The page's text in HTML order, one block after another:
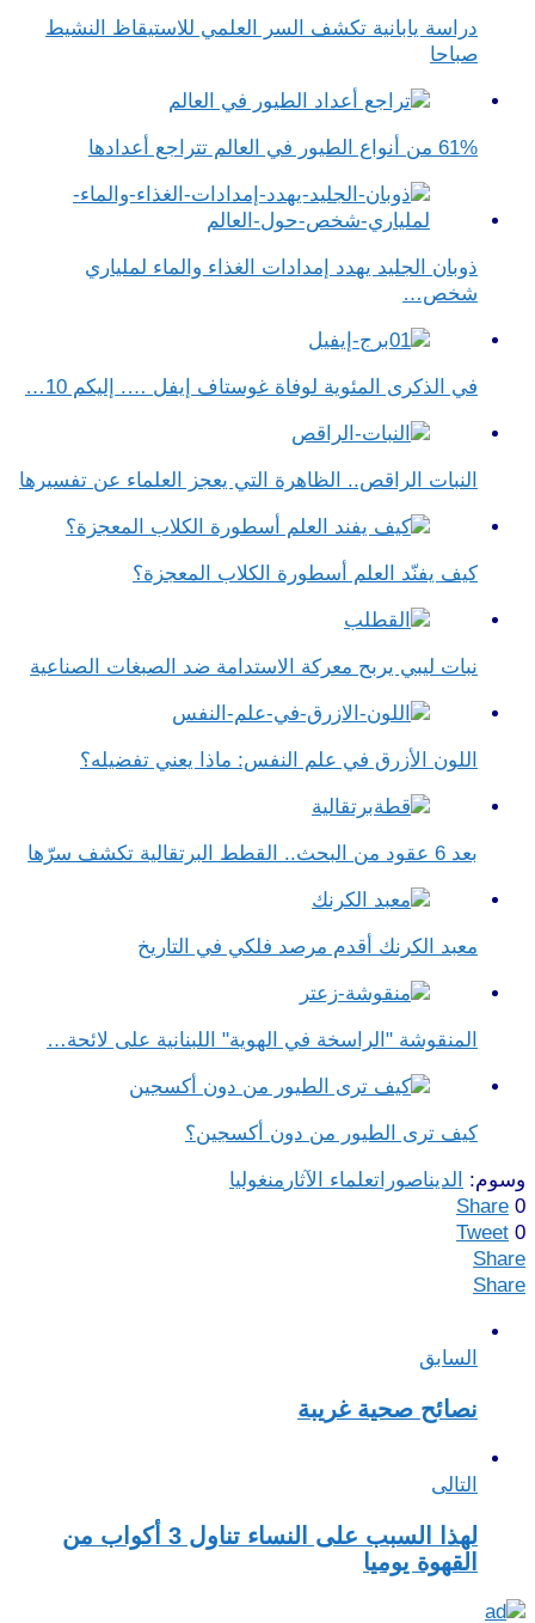
دراسة يابانية تكشف السر العلمي للاستيقاظ النشيط
صباحا
61% من أنواع الطيور في العالم تتراجع أعدادها
ذوبان الجليد يهدد إمدادات الغذاء والماء لملياري
شخص…
في الذكرى المئوية لوفاة غوستاف إيفل …. إليكم 10…
النبات الراقص.. الظاهرة التي يعجز العلماء عن تفسيرها
كيف يفنّد العلم أسطورة الكلاب المعجزة؟
نبات ليبي يربح معركة الاستدامة ضد الصبغات الصناعية
اللون الأزرق في علم النفس​: ماذا يعني تفضيله؟
بعد 6 عقود من البحث.. القطط البرتقالية تكشف سرّها
معبد الكرنك أقدم مرصد فلكي في التاريخ
المنقوشة "الراسخة في الهوية" اللبنانية على لائحة…
كيف ترى الطيور من دون أكسجين؟
وسوم: الديناصوراتعلماء الآثار منغوليا
Share 0
Tweet 0
Share
Share
السابق
نصائح صحية غريبة
التالى
لهذا السبب على النساء تناول 3 أكواب من
القهوة يوميا